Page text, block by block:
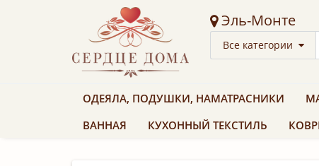
Эль-Монте
Все категории
ОДЕЯЛА, ПОДУШКИ, НАМАТРАСНИКИ
ВАННАЯ
КУХОННЫЙ ТЕКСТИЛЬ